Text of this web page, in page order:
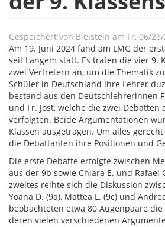
Gespeichert von Bleistein am Fr, 06/
Am 19. Juni 2024 fand am LMG der
seit Langem statt. Es traten die vier 9.
zwei Vertretern an, um die Thematik
Schüler in Deutschland ihre Lehrer
bestand aus den Deutschlehrerinnen
und Fr. Jöst, welche die zwei Debatten
verfolgten. Beide Argumentationen
Klassen ausgetragen. Um alles
die Debattanten ihre Positionen und
Die erste Debatte erfolgte zwischen
aus der 9b sowie Chiara E. und Rafael
zweites reihte sich die Diskussion
Yoana D. (9a), Mattea L. (9c) und
beobachteten etwa 80 Augenpaare
deren vielen verschiedenen